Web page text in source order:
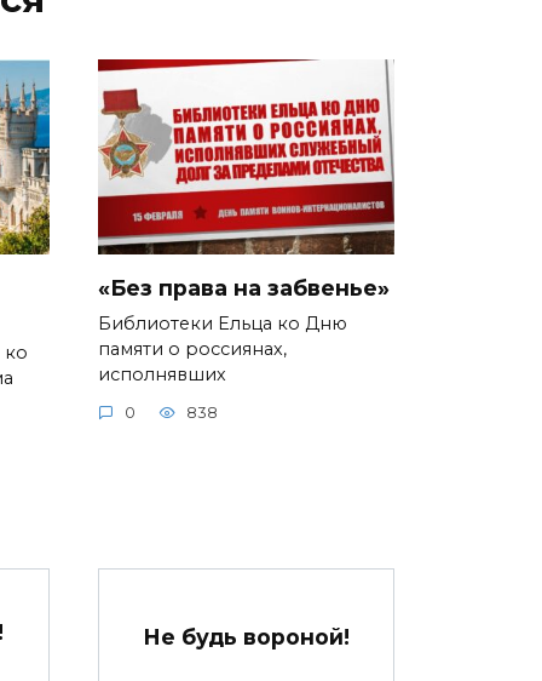
ко
«Без права на забвенье»
Библиотеки Ельца ко Дню
памяти о россиянах,
исполнявших
0 838
Не будь вороной!